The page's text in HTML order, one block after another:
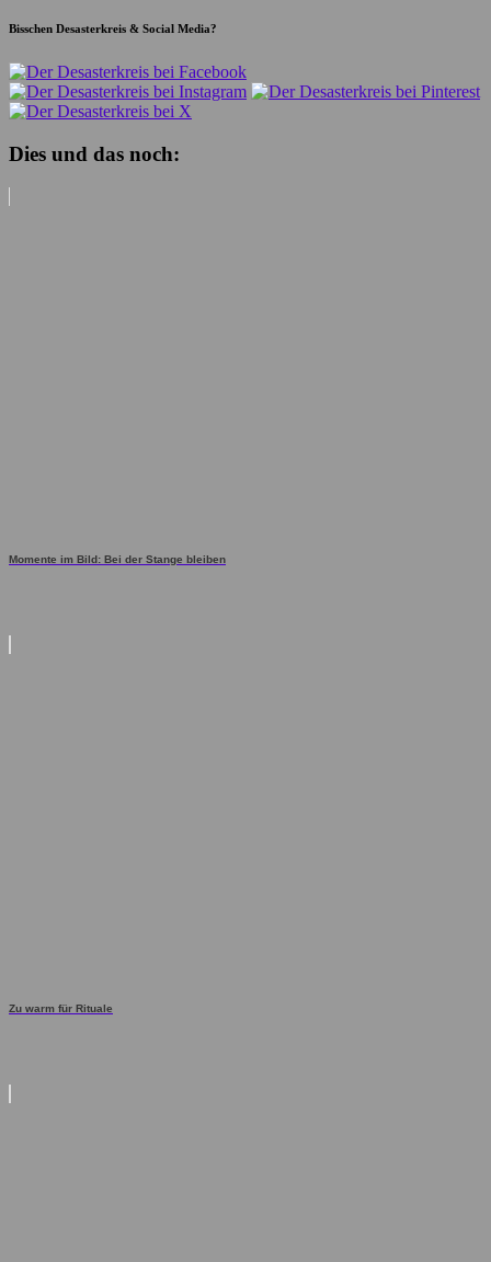
Bisschen Desasterkreis & Social Media?
Dies und das noch:
Momente im Bild: Bei der Stange bleiben
Zu warm für Rituale